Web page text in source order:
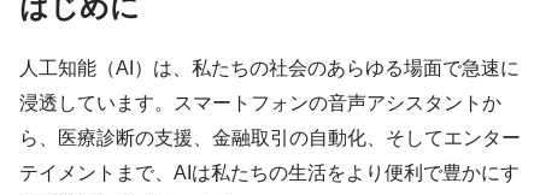
はじめに
人工知能（AI）は、私たちの社会のあらゆる場面で急速に
浸透しています。スマートフォンの音声アシスタントか
ら、医療診断の支援、金融取引の自動化、そしてエンター
テイメントまで、AIは私たちの生活をより便利で豊かにす